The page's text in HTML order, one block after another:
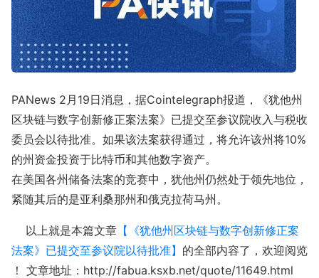
PANews 2月19日消息，据Cointelegraph报道，《犹他州
区块链与数字创新修正案法案》已提交至参议院收入与税收
委员会以待批准。如果该法案获得通过，将允许该州将10%
的州资金投资于比特币和其他数字资产。
在美国各州储备法案的竞赛中，犹他州仍然处于领先地位，
紧随其后的是亚利桑那州和俄克拉荷马州。
以上就是本篇文章 【《犹他州区块链与数字创新修正案
法案》已提交至参议院以待批准】 的全部内容了，欢迎阅览
！ 文章地址：http://fabua.ksxb.net/quote/11649.html